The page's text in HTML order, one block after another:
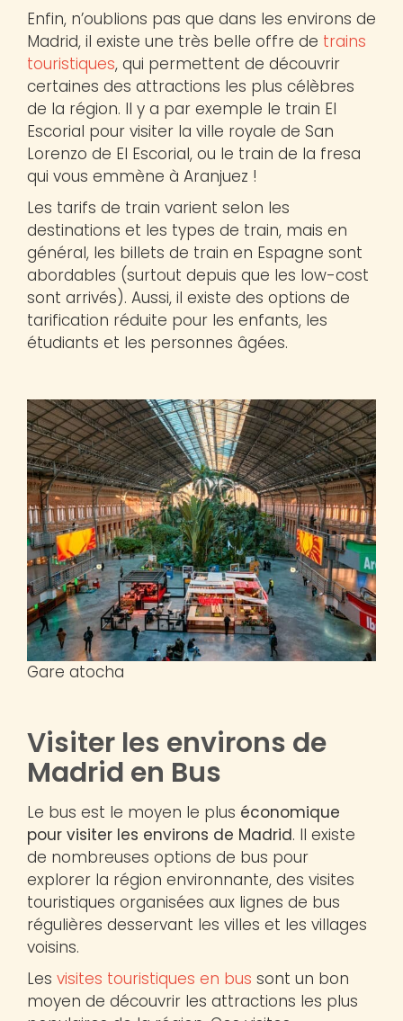
Enfin, n’oublions pas que dans les environs de
Madrid, il existe une très belle offre de trains
touristiques, qui permettent de découvrir
certaines des attractions les plus célèbres
de la région. Il y a par exemple le train El
Escorial pour visiter la ville royale de San
Lorenzo de El Escorial, ou le train de la fresa
qui vous emmène à Aranjuez !
Les tarifs de train varient selon les
destinations et les types de train, mais en
général, les billets de train en Espagne sont
abordables (surtout depuis que les low-cost
sont arrivés). Aussi, il existe des options de
tarification réduite pour les enfants, les
étudiants et les personnes âgées.
Gare atocha
Visiter les environs de
Madrid en Bus
Le bus est le moyen le plus économique
pour visiter les environs de Madrid. Il existe
de nombreuses options de bus pour
explorer la région environnante, des visites
touristiques organisées aux lignes de bus
régulières desservant les villes et les villages
voisins.
Les visites touristiques en bus sont un bon
moyen de découvrir les attractions les plus